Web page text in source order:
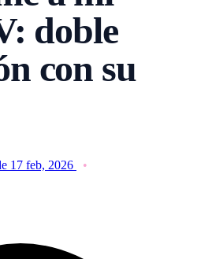
doble
con su
17 feb, 2026